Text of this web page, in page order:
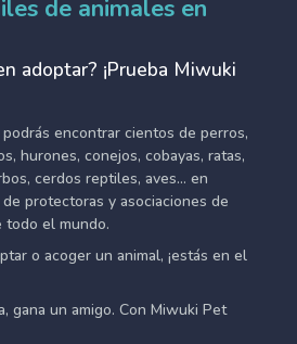
de animales en
adoptar? ¡Prueba Miwuki
encontrar cientos de perros,
hurones, conejos, cobayas, ratas,
cerdos reptiles, aves... en
protectoras y asociaciones de
todo el mundo.
o acoger un animal, ¡estás en el
gana un amigo. Con Miwuki Pet